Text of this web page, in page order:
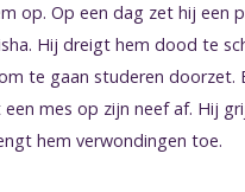
op. Op een dag zet hij een
Hij dreigt hem dood te
te gaan studeren doorzet.
mes op zijn neef af. Hij
hem verwondingen toe.